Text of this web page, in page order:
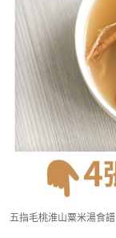
五指毛桃淮山粟米湯食譜